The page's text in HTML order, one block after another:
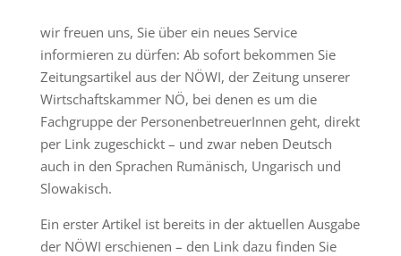
wir freuen uns, Sie über ein neues Service
informieren zu dürfen: Ab sofort bekommen Sie
Zeitungsartikel aus der NÖWI, der Zeitung unserer
Wirtschaftskammer NÖ, bei denen es um die
Fachgruppe der PersonenbetreuerInnen geht, direkt
per Link zugeschickt – und zwar neben Deutsch
auch in den Sprachen Rumänisch, Ungarisch und
Slowakisch.
Ein erster Artikel ist bereits in der aktuellen Ausgabe
der NÖWI erschienen – den Link dazu finden Sie